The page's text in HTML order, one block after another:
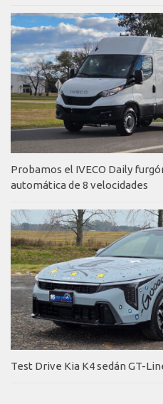
Probamos el IVECO Daily
automática de 8 velocidades
Test Drive Kia K4 sedán GT-